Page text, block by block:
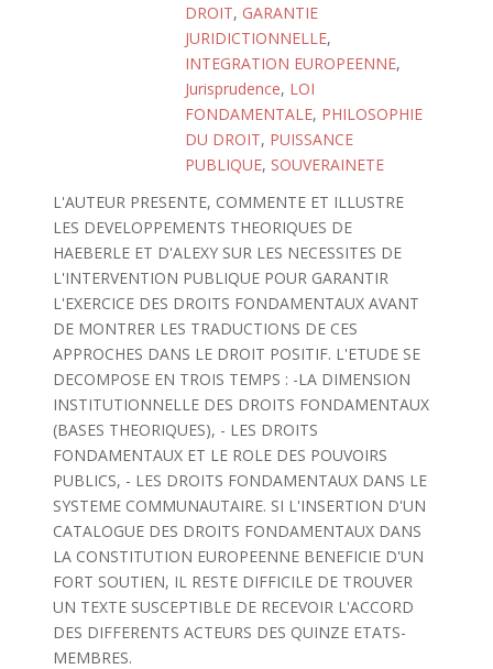
DROIT, GARANTIE
JURIDICTIONNELLE,
INTEGRATION EUROPEENNE,
Jurisprudence, LOI
FONDAMENTALE, PHILOSOPHIE
DU DROIT, PUISSANCE
PUBLIQUE, SOUVERAINETE
L'AUTEUR PRESENTE, COMMENTE ET ILLUSTRE
LES DEVELOPPEMENTS THEORIQUES DE
HAEBERLE ET D'ALEXY SUR LES NECESSITES DE
L'INTERVENTION PUBLIQUE POUR GARANTIR
L'EXERCICE DES DROITS FONDAMENTAUX AVANT
DE MONTRER LES TRADUCTIONS DE CES
APPROCHES DANS LE DROIT POSITIF. L'ETUDE SE
DECOMPOSE EN TROIS TEMPS : -LA DIMENSION
INSTITUTIONNELLE DES DROITS FONDAMENTAUX
(BASES THEORIQUES), - LES DROITS
FONDAMENTAUX ET LE ROLE DES POUVOIRS
PUBLICS, - LES DROITS FONDAMENTAUX DANS LE
SYSTEME COMMUNAUTAIRE. SI L'INSERTION D'UN
CATALOGUE DES DROITS FONDAMENTAUX DANS
LA CONSTITUTION EUROPEENNE BENEFICIE D'UN
FORT SOUTIEN, IL RESTE DIFFICILE DE TROUVER
UN TEXTE SUSCEPTIBLE DE RECEVOIR L'ACCORD
DES DIFFERENTS ACTEURS DES QUINZE ETATS-
MEMBRES.